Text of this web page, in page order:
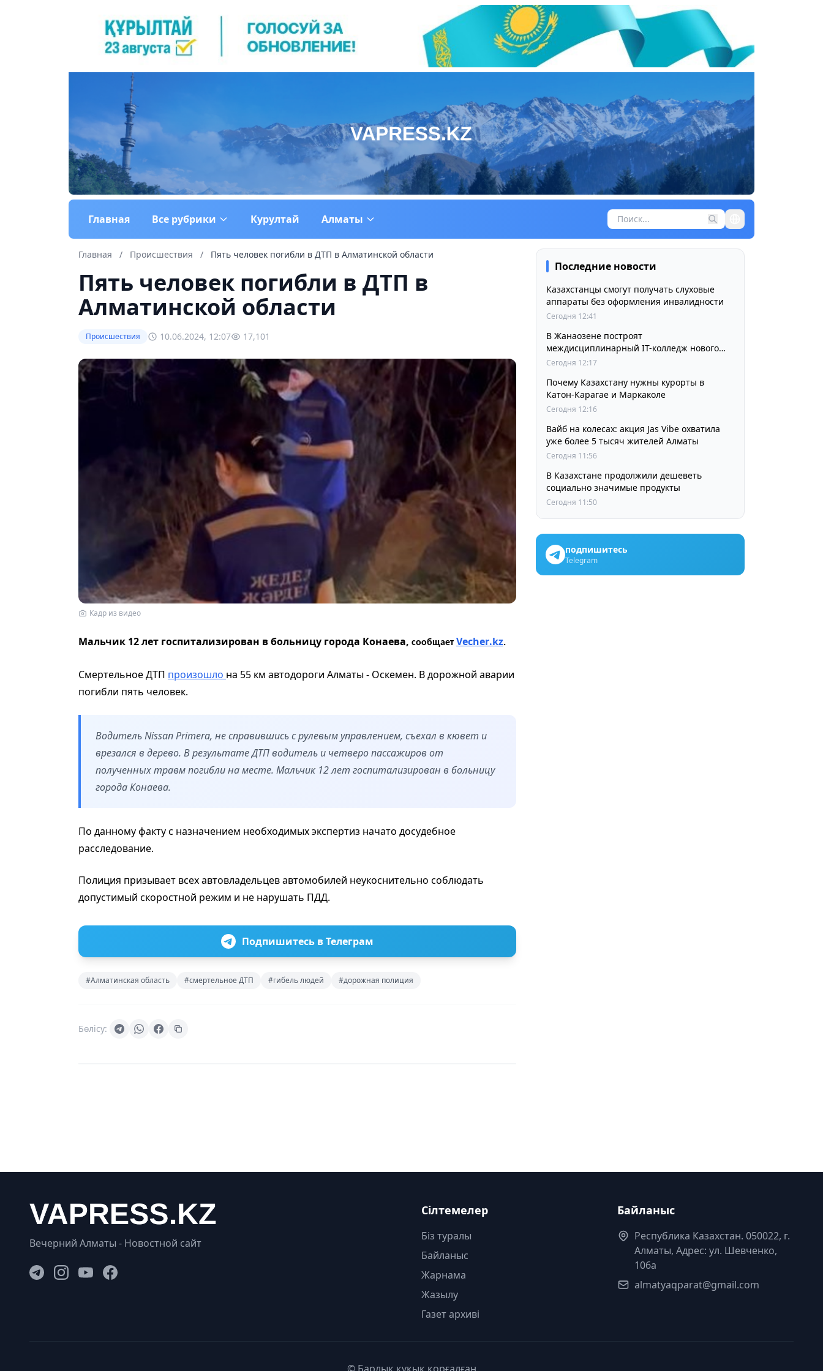
Главная Все рубрики Курултай Алматы
Главная / Происшествия / Пять человек погибли в ДТП в Алматинской области
Пять человек погибли в ДТП в
Алматинской области
Происшествия 10.06.2024, 12:07 17,101
Кадр из видео
Мальчик 12 лет госпитализирован в больницу города Конаева, сообщаетVecher.kz.
Смертельное ДТП произошло на 55 км автодороги Алматы - Оскемен. В дорожной аварии
погибли пять человек.
Водитель Nissan Primera, не справившись с рулевым управлением, съехал в кювет и
врезался в дерево. В результате ДТП водитель и четверо пассажиров от
полученных травм погибли на месте. Мальчик 12 лет госпитализирован в больницу
города Конаева.
По данному факту с назначением необходимых экспертиз начато досудебное
расследование.
Полиция призывает всех автовладельцев автомобилей неукоснительно соблюдать
допустимый скоростной режим и не нарушать ПДД.
Подпишитесь в Телеграм
#Алматинская область #смертельное ДТП #гибель людей #дорожная полиция
Бөлісу:
Последние новости
Казахстанцы смогут получать слуховые
аппараты без оформления инвалидности
Сегодня 12:41
В Жанаозене построят
междисциплинарный IT-колледж нового
поколения
Сегодня 12:17
Почему Казахстану нужны курорты в
Катон-Карагае и Маркаколе
Сегодня 12:16
Вайб на колесах: акция Jas Vibe охватила
уже более 5 тысяч жителей Алматы
Сегодня 11:56
В Казахстане продолжили дешеветь
социально значимые продукты
Сегодня 11:50
подпишитесь
Telegram
Вечерний Алматы - Новостной сайт
Сілтемелер
Біз туралы
Байланыс
Жарнама
Жазылу
Газет архиві
Байланыс
Республика Казахстан. 050022, г.
Алматы, Адрес: ул. Шевченко,
106а
almatyaqparat@gmail.com